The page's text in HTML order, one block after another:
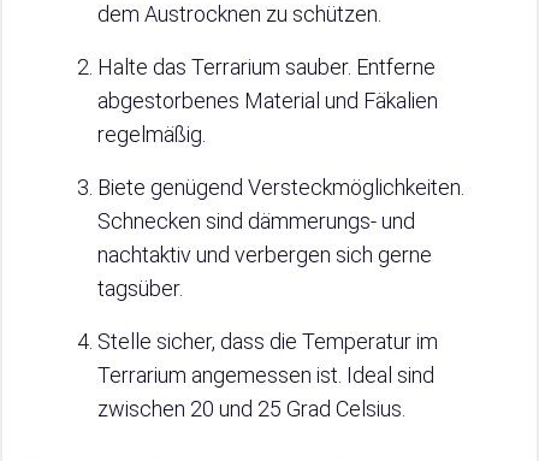
dem Austrocknen zu schützen.
Halte das Terrarium sauber. Entferne
abgestorbenes Material und Fäkalien
regelmäßig.
Biete genügend Versteckmöglichkeiten.
Schnecken sind dämmerungs- und
nachtaktiv und verbergen sich gerne
tagsüber.
Stelle sicher, dass die Temperatur im
Terrarium angemessen ist. Ideal sind
zwischen 20 und 25 Grad Celsius.